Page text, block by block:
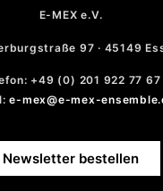
E-MEX e.V.
97 · 45149
+49 (0) 201 922 77 67
e-mex@e-mex-
Newsletter bestellen